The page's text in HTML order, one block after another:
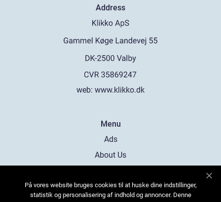
Address
web: www.klikko.dk
Menu
Ads
About Us
Contact
På vores website bruges cookies til at huske dine indstillinger,
statistik og personalisering af indhold og annoncer. Denne